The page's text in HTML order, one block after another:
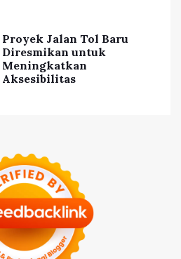
Proyek Jalan Tol Baru
Diresmikan untuk
Meningkatkan
Aksesibilitas